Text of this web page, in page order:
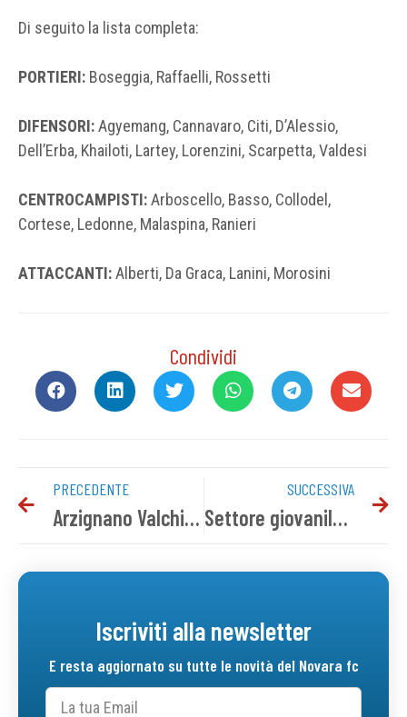
Di seguito la lista completa:
PORTIERI: Boseggia, Raffaelli, Rossetti
DIFENSORI:Agyemang, Cannavaro, Citi, D’Alessio,
Dell’Erba, Khailoti, Lartey, Lorenzini, Scarpetta, Valdesi
CENTROCAMPISTI:Arboscello, Basso, Collodel,
Cortese, Ledonne, Malaspina, Ranieri
ATTACCANTI:Alberti, Da Graca, Lanini, Morosini
Condividi
PRECEDENTE
Arzignano Valchiampo-Novara, conferenza pre gara
SUCCESSIVA
Settore giovanile, il programma del weekend
Iscriviti alla newsletter
E resta aggiornato su tutte le novità del Novara fc